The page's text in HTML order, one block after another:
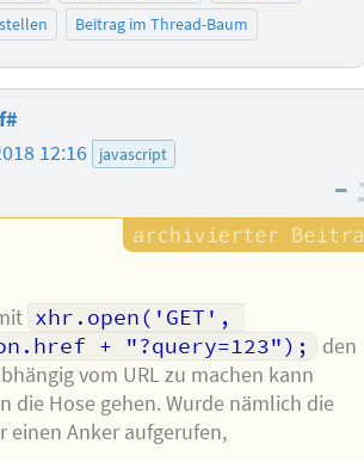
Beitrag im Thread-Baum
12:16 javascript
–
xhr.open('GET',
+ "?query=123");
den
vom URL zu machen kann
die Hose gehen. Wurde nämlich die
einen Anker aufgerufen,